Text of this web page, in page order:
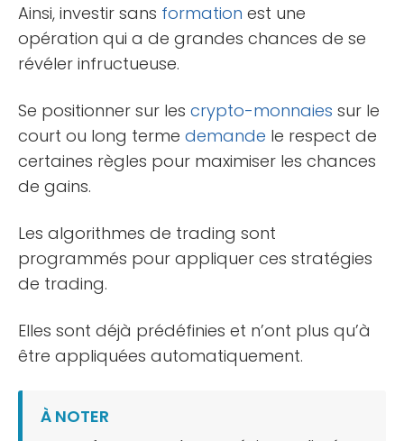
Ainsi, investir sans formation est une
opération qui a de grandes chances de se
révéler infructueuse.
Se positionner sur les crypto-monnaies sur le
court ou long terme demande le respect de
certaines règles pour maximiser les chances
de gains.
Les algorithmes de trading sont
programmés pour appliquer ces stratégies
de trading.
Elles sont déjà prédéfinies et n’ont plus qu’à
être appliquées automatiquement.
À NOTER